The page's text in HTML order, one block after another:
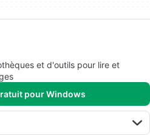
et d'outils pour lire et
pour Windows